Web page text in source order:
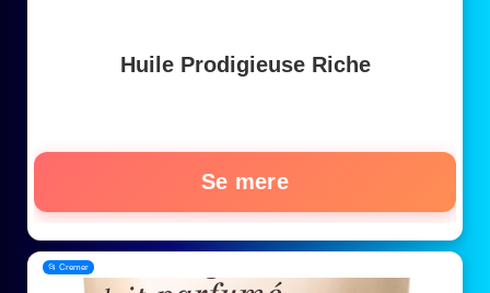
Huile Prodigieuse Riche
Se mere
📂 Cremer